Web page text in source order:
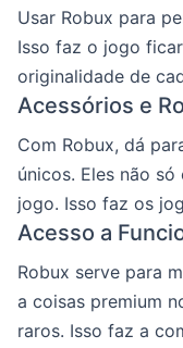
Usar Robux para
Isso faz o jogo
originalidade de
Acessórios e
Com Robux, dá
únicos. Eles não
jogo. Isso faz os
Acesso a
Robux serve para
a coisas premium
raros. Isso faz a